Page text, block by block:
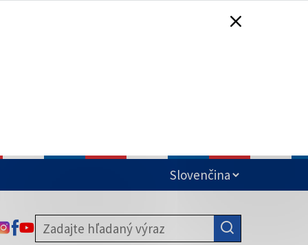
ODKAZ SA OTVORÍ NA NOVEJ KARTE
ODKAZ SA OTVORÍ NA NOVEJ KARTE
ODKAZ SA OTVORÍ NA NOVEJ KARTE